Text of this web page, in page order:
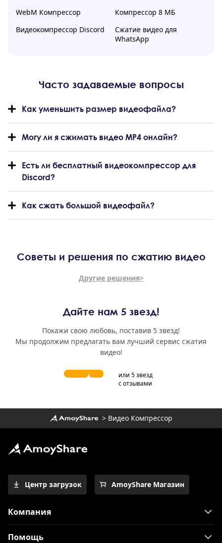
WebM Компрессор
Компрессор 8 МБ
Видеокомпрессор Discord
Сжатие видео для
WhatsApp
Часто задаваемые вопросы
Как уменьшить размер видеофайла?
Могу ли я сжимать видео MP4 онлайн?
Есть ли бесплатный видеокомпрессор для
Discord?
Как сжать большой видеофайл?
Советы и решения по сжатию видео
Другие решения>
Дайте нам 5 звезд!
Покажи свою любовь, поставив 5 звезд!
Мы продолжим предлагать вам лучший сервис сжатия
видео!
или 5 звезд
с отзывами
> Видео Компрессор
Центр загрузок AmoyShare Магазин
Компания
Помощь